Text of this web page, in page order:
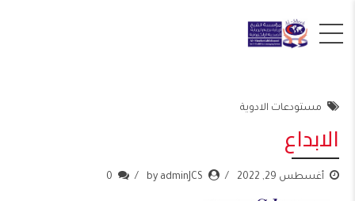
مستودعات الادوية
الابداع
أغسطس 29, 2022 by adminJCS
0